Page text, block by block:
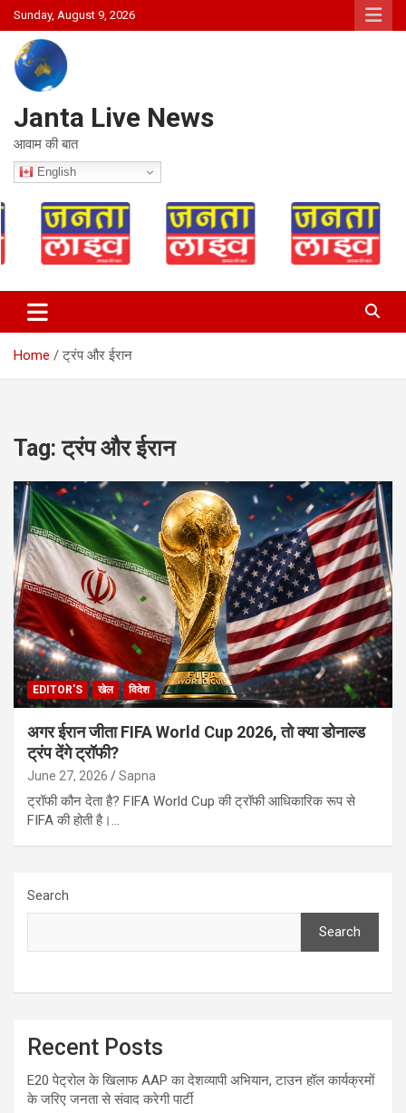
Skip
to
content
Sunday, August 9, 2026
Janta Live News
आवाम की बात
English
Home ट्रंप और ईरान
Tag:ट्रंप और ईरान
EDITOR'S खेल विदेश
अगर ईरान जीता FIFA World Cup 2026, तो क्या डोनाल्ड
ट्रंप देंगे ट्रॉफी?
June 27, 2026 Sapna
ट्रॉफी कौन देता है? FIFA World Cup की ट्रॉफी आधिकारिक रूप से
FIFA की होती है।…
Search
Search
Recent Posts
E20 पेट्रोल के खिलाफ AAP का देशव्यापी अभियान, टाउन हॉल कार्यक्रमों
के जरिए जनता से संवाद करेगी पार्टी